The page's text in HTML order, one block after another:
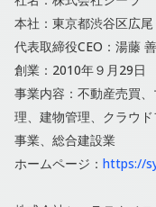
本社：東京都渋⾕区広
代表取締役CEO：湯藤
創業：2010年９月29日
事業内容：不動産売買
理、建物管理、クラウ
事業、総合建設業
ホームページ： https://